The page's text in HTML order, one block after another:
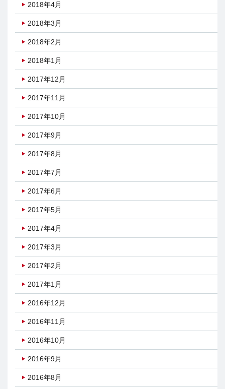
2018年4月
2018年3月
2018年2月
2018年1月
2017年12月
2017年11月
2017年10月
2017年9月
2017年8月
2017年7月
2017年6月
2017年5月
2017年4月
2017年3月
2017年2月
2017年1月
2016年12月
2016年11月
2016年10月
2016年9月
2016年8月